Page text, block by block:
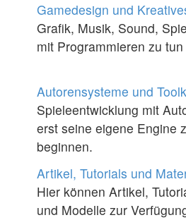
Gamedesign und
Grafik, Musik, Sound,
mit Programmieren zu
Autorensysteme und
Spieleentwicklung mit
erst seine eigene Engine
beginnen.
Artikel, Tutorials und
Hier können Artikel,
und Modelle zur